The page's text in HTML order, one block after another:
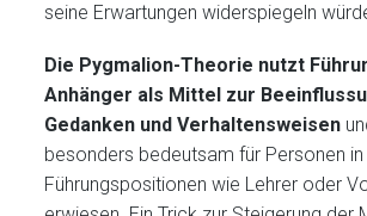
seine Erwartungen widerspiegeln
Die Pygmalion-Theorie nutzt
Anhänger als Mittel zur
Gedanken und Verhaltensweisen
besonders bedeutsam für Personen in
Führungspositionen wie Lehrer oder